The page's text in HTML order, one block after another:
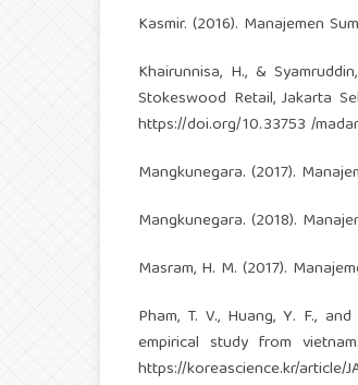
Kasmir. (2016). Manajemen
Khairunnisa, H., &
Stokeswood Retail, Jakarta
https://doi.org/10.33753 /
Mangkunegara. (2017).
Mangkunegara. (2018).
Masram, H. M. (2017).
Pham, T. V., Huang, Y. F.,
empirical study from
https://koreascience.kr/article/